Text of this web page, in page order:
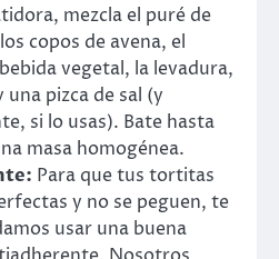
mezcla el puré de
copos de avena, el
vegetal, la levadura,
una pizca de sal (y
si lo usas). Bate hasta
masa homogénea.
Para que tus tortitas
y no se peguen, te
usar una buena